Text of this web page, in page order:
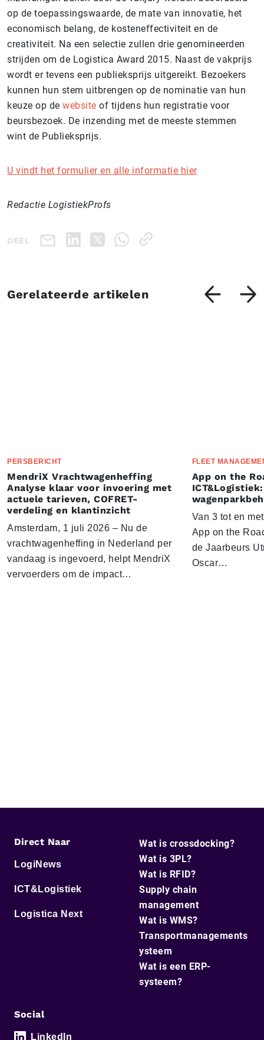
op de toepassingswaarde, de mate van innovatie, het
economisch belang, de kosteneffectiviteit en de
creativiteit. Na een selectie zullen drie genomineerden
strijden om de Logistica Award 2015. Naast de vakprijs
wordt er tevens een publieksprijs uitgereikt. Bezoekers
kunnen hun stem uitbrengen op de nominatie van hun
keuze op de website of tijdens hun registratie voor
beursbezoek. De inzending met de meeste stemmen
wint de Publieksprijs.
U vindt het formulier en alle informatie hier
Redactie LogistiekProfs
DEEL
Gerelateerde artikelen
PERSBERICHT
MendriX Vrachtwagenheffing
Analyse klaar voor invoering met
actuele tarieven, COFRET-
verdeling en klantinzicht
Amsterdam, 1 juli 2026 – Nu de
vrachtwagenheffing in Nederland per
vandaag is ingevoerd, helpt MendriX
vervoerders om de impact…
FLEET
App on the
Van 3 tot en
App on the
de Jaarbeurs
Oscar…
Direct Naar
LogiNews
ICT&Logistiek
Logistica Next
Wat is crossdocking?
Wat is 3PL?
Wat is RFID?
Supply chain
management
Wat is WMS?
Transportmanagements
ysteem
Wat is een ERP-
systeem?
Social
LinkedIn